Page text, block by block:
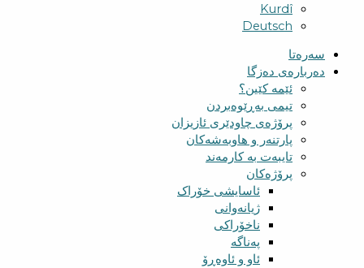
Kurdî
Deutsch
سەرەتا
دەربارەی دەزگا
ئێمە کێین؟
تیمی بەڕێوەبردن
پرۆژەی چاودێری ئازیزان
پارتنەر و هاوبەشەکان
تایبەت بە کارمەند
پرۆژەکان
ئاسایشی خۆراک
ژیانەوانی
ناخۆراکی
پەناگە
ئاو و ئاوەڕۆ